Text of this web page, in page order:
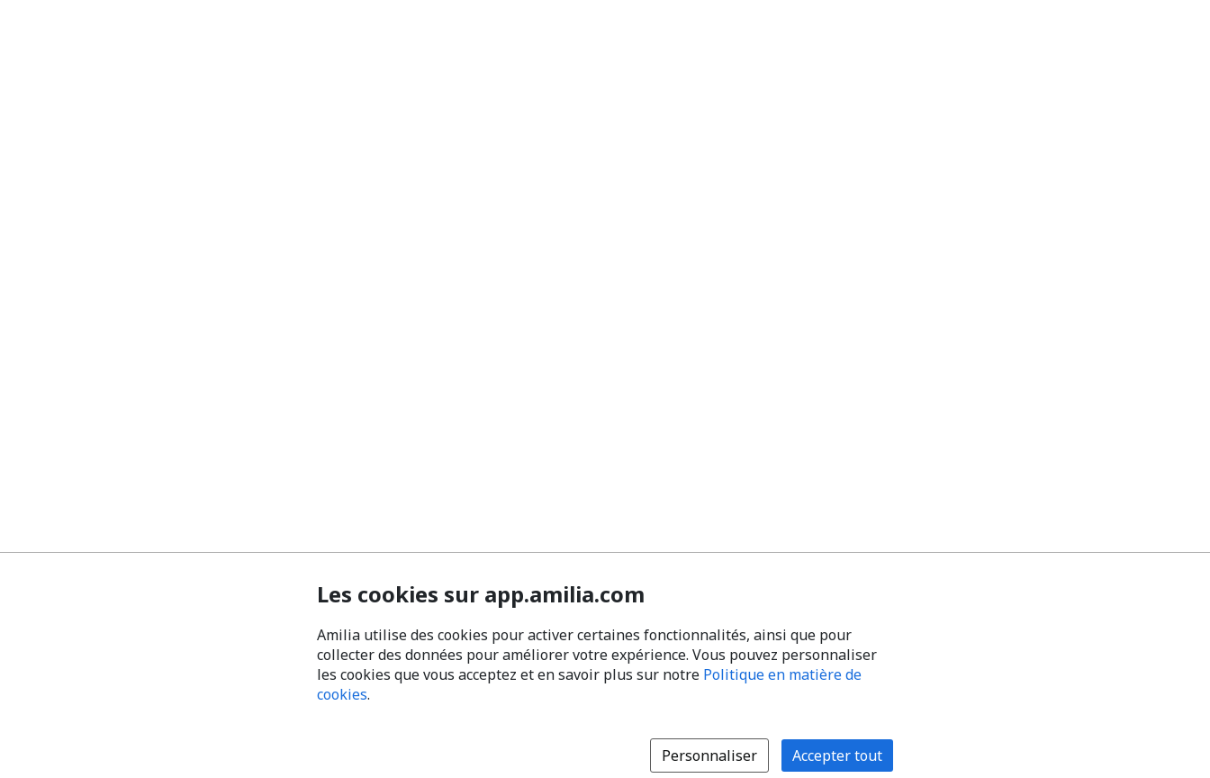
Les cookies sur app.amilia.com
Amilia utilise des cookies pour activer certaines fonctionnalités, ainsi que pour
collecter des données pour améliorer votre expérience. Vous pouvez personnaliser
les cookies que vous acceptez et en savoir plus sur notre Politique en matière de
cookies.
Personnaliser Accepter tout